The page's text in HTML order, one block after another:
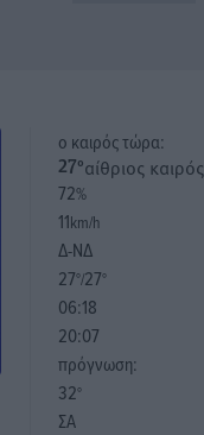
o καιρός τώρα:
27°αίθριος καιρός
72%
11km/h
Δ-ΝΔ
27°/27°
06:18
20:07
πρόγνωση:
32°
ΣΑ